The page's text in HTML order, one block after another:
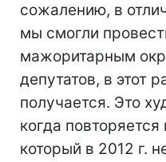
сожалению, в
мы смогли
мажоритарным
депутатов, в этот
получается. Это
когда
который в 2012 г.